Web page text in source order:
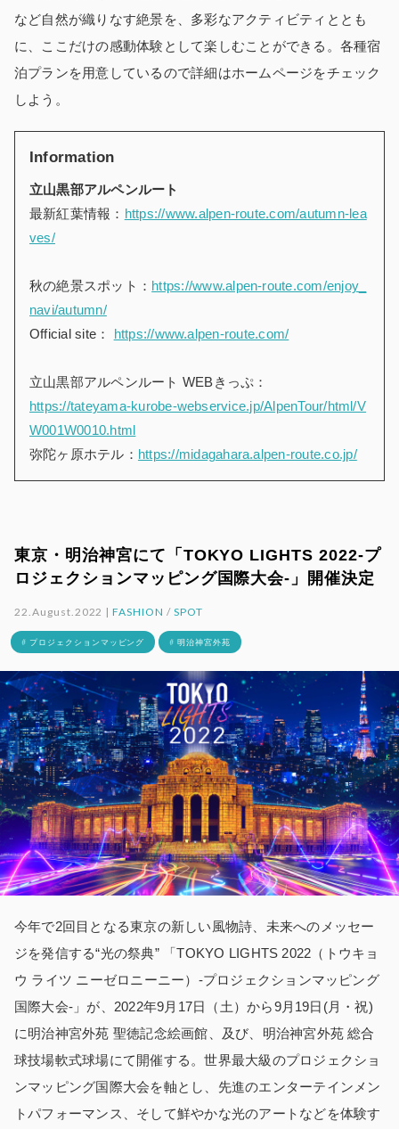
など自然が織りなす絶景を、多彩なアクティビティととも
に、ここだけの感動体験として楽しむことができる。各種宿
泊プランを用意しているので詳細はホームページをチェック
しよう。
Information
立山黒部アルペンルート
最新紅葉情報： https://www.alpen-route.com/autumn-lea
ves/
秋の絶景スポット： https://www.alpen-route.com/enjoy_
navi/autumn/
Official site： https://www.alpen-route.com/
立山黒部アルペンルート WEBきっぷ：
https://tateyama-kurobe-webservice.jp/AlpenTour/html/V
W001W0010.html
弥陀ヶ原ホテル： https://midagahara.alpen-route.co.jp/
東京・明治神宮にて「TOKYO LIGHTS 2022-プ
ロジェクションマッピング国際大会-」開催決定
22.August.2022 |FASHION / SPOT
# プロジェクションマッピング # 明治神宮外苑
今年で2回目となる東京の新しい風物詩、未来へのメッセー
ジを発信する“光の祭典” 「TOKYO LIGHTS 2022（トウキョ
ウ ライツ ニーゼロニーニー）-プロジェクションマッピング
国際大会-」が、2022年9月17日（土）から9月19日(月・祝)
に明治神宮外苑 聖徳記念絵画館、及び、明治神宮外苑 総合
球技場軟式球場にて開催する。世界最大級のプロジェクショ
ンマッピング国際大会を軸とし、先進のエンターテインメン
トパフォーマンス、そして鮮やかな光のアートなどを体験す